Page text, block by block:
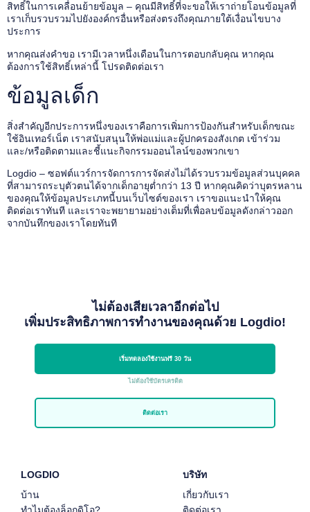
สิทธิ์ในการเคลื่อนย้ายข้อมูล – คุณมีสิทธิ์ที่จะขอให้เราถ่ายโอนข้อมูลที่
เราเก็บรวบรวมไปยังองค์กรอื่นหรือส่งตรงถึงคุณภายใต้เงื่อนไขบาง
ประการ
หากคุณส่งคำขอ เรามีเวลาหนึ่งเดือนในการตอบกลับคุณ หากคุณ
ต้องการใช้สิทธิ์เหล่านี้ โปรดติดต่อเรา
ข้อมูลเด็ก
สิ่งสำคัญอีกประการหนึ่งของเราคือการเพิ่มการป้องกันสำหรับเด็กขณะ
ใช้อินเทอร์เน็ต เราสนับสนุนให้พ่อแม่และผู้ปกครองสังเกต เข้าร่วม
และ/หรือติดตามและชี้แนะกิจกรรมออนไลน์ของพวกเขา
Logdio – ซอฟต์แวร์การจัดการการจัดส่งไม่ได้รวบรวมข้อมูลส่วนบุคคล
ที่สามารถระบุตัวตนได้จากเด็กอายุต่ำกว่า 13 ปี หากคุณคิดว่าบุตรหลาน
ของคุณให้ข้อมูลประเภทนี้บนเว็บไซต์ของเรา เราขอแนะนำให้คุณ
ติดต่อเราทันที และเราจะพยายามอย่างเต็มที่เพื่อลบข้อมูลดังกล่าวออก
จากบันทึกของเราโดยทันที
ไม่ต้องเสียเวลาอีกต่อไป
เพิ่มประสิทธิภาพการทำงานของคุณด้วย Logdio!
เริ่มทดลองใช้งานฟรี 30 วัน
ไม่ต้องใช้บัตรเครดิต
ติดต่อเรา
LOGDIO
บ้าน
ทำไมต้องล็อกดิโอ?
บริษัท
เกี่ยวกับเรา
ติดต่อเรา